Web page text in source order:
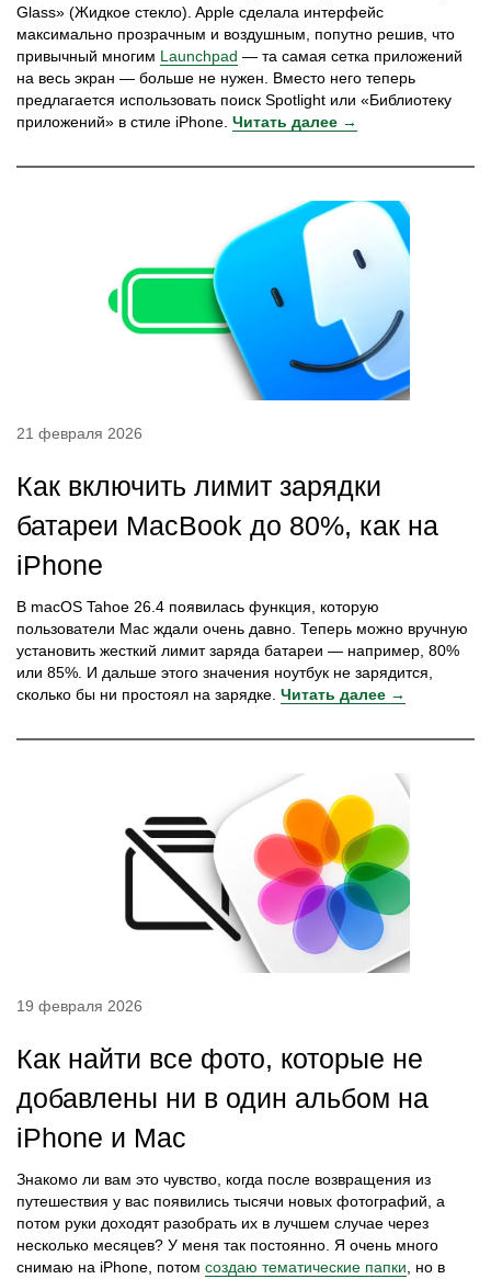
Glass» (Жидкое стекло). Apple сделала интерфейс
максимально прозрачным и воздушным, попутно решив, что
привычный многим Launchpad — та самая сетка приложений
на весь экран — больше не нужен. Вместо него теперь
предлагается использовать поиск Spotlight или «Библиотеку
приложений» в стиле iPhone. Читать далее →
21 февраля 2026
Как включить лимит зарядки
батареи MacBook до 80%, как на
iPhone
В macOS Tahoe 26.4 появилась функция, которую
пользователи Mac ждали очень давно. Теперь можно вручную
установить жесткий лимит заряда батареи — например, 80%
или 85%. И дальше этого значения ноутбук не зарядится,
сколько бы ни простоял на зарядке. Читать далее →
19 февраля 2026
Как найти все фото, которые не
добавлены ни в один альбом на
iPhone и Mac
Знакомо ли вам это чувство, когда после возвращения из
путешествия у вас появились тысячи новых фотографий, а
потом руки доходят разобрать их в лучшем случае через
несколько месяцев? У меня так постоянно. Я очень много
снимаю на iPhone, потом создаю тематические папки , но в